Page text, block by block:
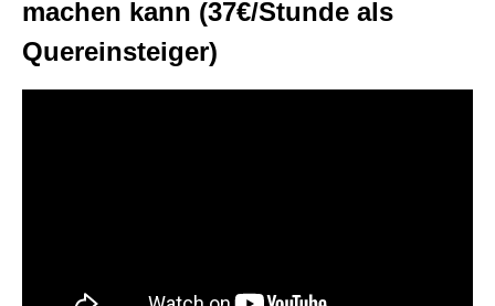
machen kann (37€/Stunde als
Quereinsteiger)